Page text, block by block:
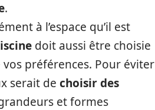
.
à l’espace qu’il est
doit aussi être choisie
préférences. Pour éviter
serait de choisir des
et formes